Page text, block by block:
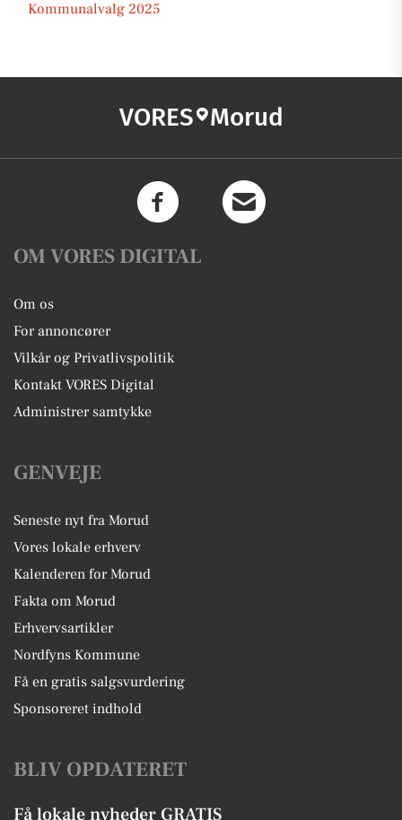
Kommunalvalg 2025
VORES Morud
OM VORES DIGITAL
Om os
For annoncører
Vilkår og Privatlivspolitik
Kontakt VORES Digital
Administrer samtykke
GENVEJE
Seneste nyt fra Morud
Vores lokale erhverv
Kalenderen for Morud
Fakta om Morud
Erhvervsartikler
Nordfyns Kommune
Få en gratis salgsvurdering
Sponsoreret indhold
BLIV OPDATERET
Få lokale nyheder GRATIS